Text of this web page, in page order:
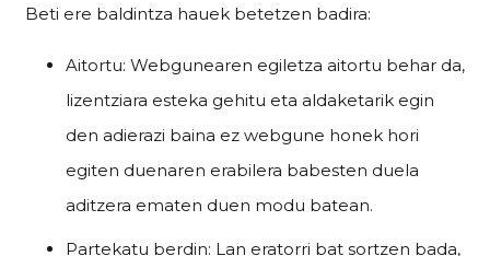
Beti ere baldintza hauek betetzen badira:
Aitortu: Webgunearen egiletza aitortu behar da,
lizentziara esteka gehitu eta aldaketarik egin
den adierazi baina ez webgune honek hori
egiten duenaren erabilera babesten duela
aditzera ematen duen modu batean.
Partekatu berdin: Lan eratorri bat sortzen bada,